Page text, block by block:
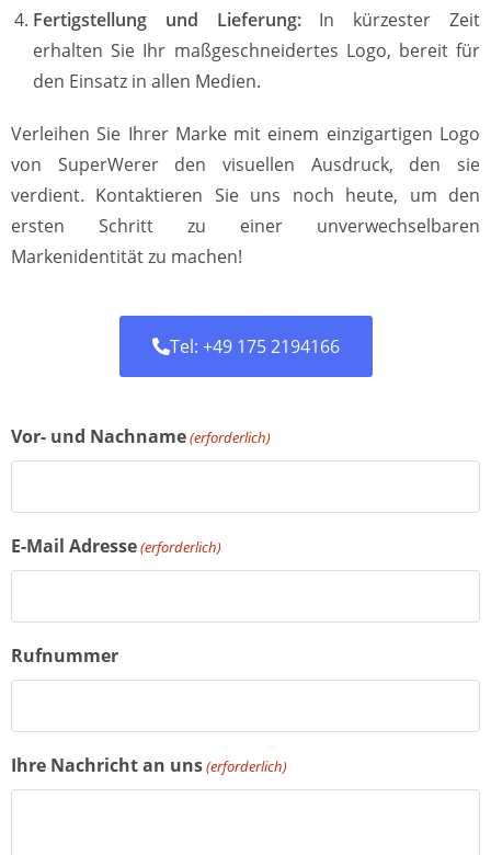
Fertigstellung und Lieferung:In kürzester Zeit
erhalten Sie Ihr maßgeschneidertes Logo, bereit für
den Einsatz in allen Medien.
Verleihen Sie Ihrer Marke mit einem einzigartigen Logo
von SuperWerer den visuellen Ausdruck, den sie
verdient. Kontaktieren Sie uns noch heute, um den
ersten Schritt zu einer unverwechselbaren
Markenidentität zu machen!
Tel: +49 175 2194166
Vor- und Nachname(erforderlich)
E-Mail Adresse(erforderlich)
Rufnummer
Ihre Nachricht an uns(erforderlich)